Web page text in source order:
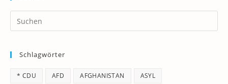
Schlagwörter
* CDU AFD AFGHANISTAN ASYL